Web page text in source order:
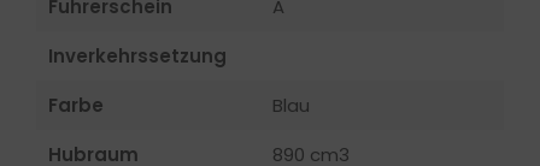
Fuhrerschein
A
Inverkehrssetzung
Farbe
Blau
Hubraum
890 cm3